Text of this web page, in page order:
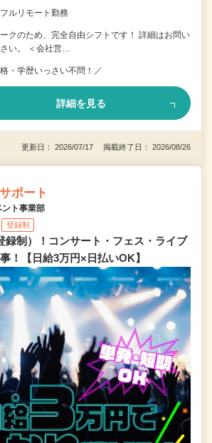
ルリモート勤務
クのため、完全自由シフトです！ 詳細はお問い
い。 ＜会社営…
・学歴いっさい不問！／
詳細を見る
更新日： 2026/07/17 掲載終了日： 2026/08/26
ポート
ト事業部
登録制
録制）！コンサート・フェス・ライブ
！【日給3万円×日払いOK】